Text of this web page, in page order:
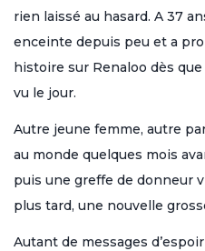
rien laissé au hasard. A 37
enceinte depuis peu et a
histoire sur Renaloo dès
vu le jour.
Autre jeune femme, autre
au monde quelques mois
puis une greffe de donneur
plus tard, une nouvelle
Autant de messages